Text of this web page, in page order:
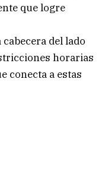
que logre
del lado
horarias
conecta a estas